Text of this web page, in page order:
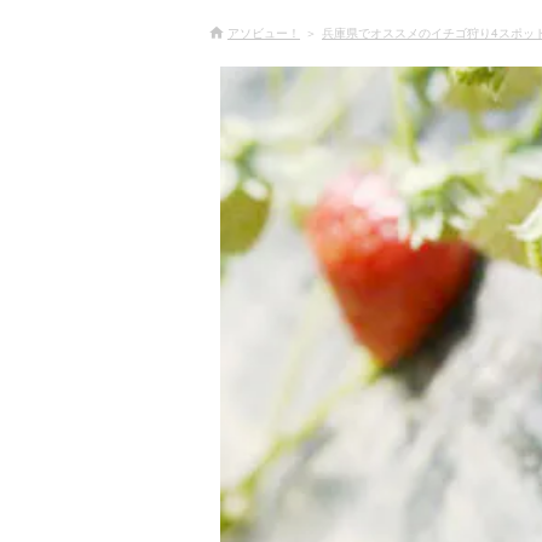
アソビュー！ 兵庫県でオススメのイチゴ狩り4スポッ